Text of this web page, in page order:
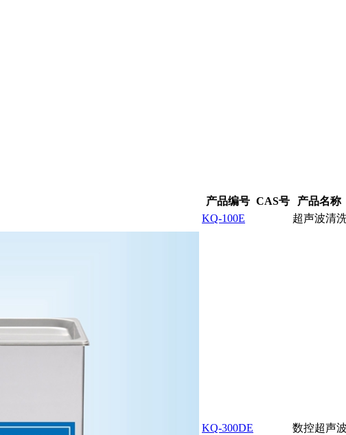
产品编号 CAS号 产品名称
KQ-100E
超声波清
KQ-300DE 数控超声